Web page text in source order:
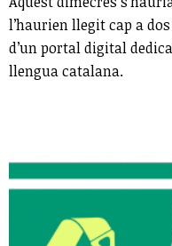
l’haurien llegit cap a
d’un portal digital
llengua catalana.